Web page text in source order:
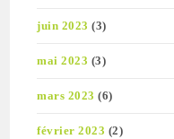
juin 2023 (3)
mai 2023 (3)
mars 2023 (6)
février 2023 (2)